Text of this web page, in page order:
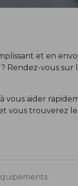
et en
Rendez-vous sur
vous aider
vous trouverez